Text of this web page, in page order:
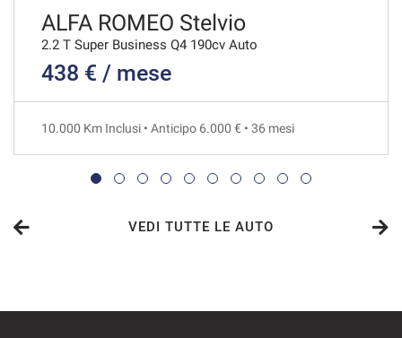
VEDI
762€/mese
36 Mesi
ALFA ROMEO Stelvio
2.2 T Super Business Q4 190cv Auto
438 € / mese
10.000 Km Inclusi • Anticipo 6.000 € • 36 mesi
VEDI TUTTE LE AUTO